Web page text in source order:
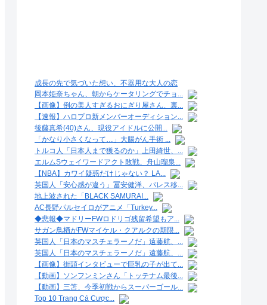
成長の先で気づいた想い、不器用な大人の恋
岡本姫奈ちゃん、朝からケータリングでチョ...
【画像】例の美人すぎるおにぎり屋さん、裏...
【速報】ハロプロ新メンバーオーディション...
後藤真希(40)さん、現役アイドルに公開...
「かなり小さくなって…」大腸がん手術 ...
トルコ人「日本人まで獲るのか」上田綺世、...
エルムSウェイワードアクト敗戦、舟山瑠泉...
【NBA】カワイ疑惑だけじゃない？ LA...
英国人「安心感が違う」冨安健洋、パレス移...
地上波された「BLACK SAMURAI...
AC長野パルセイロがアニメ「Turkey...
◆悲報◆マドリーFWロドリゴ残留希望もア...
サガン鳥栖がFWマイケル・クアルクの期限...
英国人「日本のマスチェラーノだ」遠藤航、...
英国人「日本のマスチェラーノだ」遠藤航、...
【画像】街頭インタビューで巨乳の子が出て...
【動画】ソンフンミンさん「トッテナム最後...
【動画】三笘、今季初戦からスーパーゴール...
Top 10 Trang Cá Cược...